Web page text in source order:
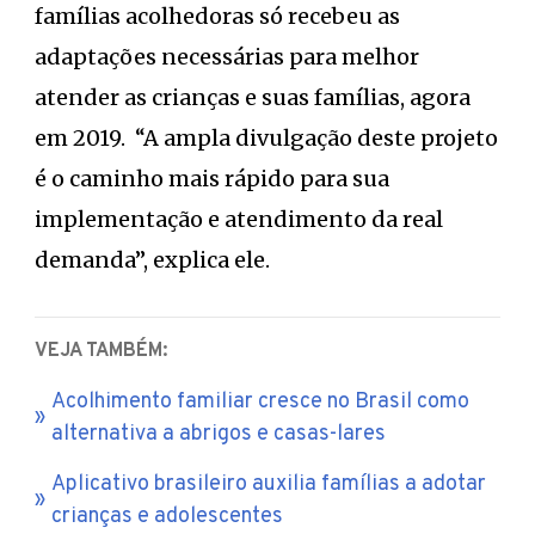
famílias acolhedoras só recebeu as
adaptações necessárias para melhor
atender as crianças e suas famílias, agora
em 2019. “A ampla divulgação deste projeto
é o caminho mais rápido para sua
implementação e atendimento da real
demanda”, explica ele.
VEJA TAMBÉM:
Acolhimento familiar cresce no Brasil como
alternativa a abrigos e casas-lares
Aplicativo brasileiro auxilia famílias a adotar
crianças e adolescentes